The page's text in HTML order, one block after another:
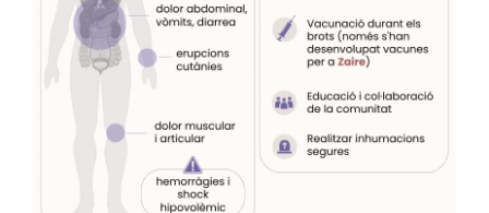
països: va començar a Guinea i es va
propagar a Sierra Leone i Libèria.
El 17 de maig de
brot d’Ebola causat per l’espècie
Bundibugyo a la RDC i Uganda com una
Emergència deSalut Pública
d’Importància Internacional (ESPII)